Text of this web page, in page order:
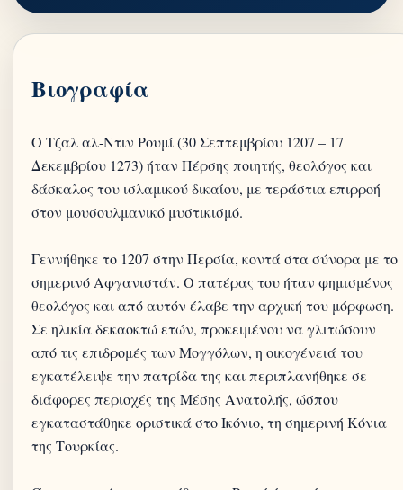
Βιογραφία
Ο Τζαλ αλ-Ντιν Ρουμί (30 Σεπτεμβρίου 1207 – 17
Δεκεμβρίου 1273) ήταν Πέρσης ποιητής, θεολόγος και
δάσκαλος του ισλαμικού δικαίου, με τεράστια επιρροή
στον μουσουλμανικό μυστικισμό.
Γεννήθηκε το 1207 στην Περσία, κοντά στα σύνορα με το
σημερινό Αφγανιστάν. Ο πατέρας του ήταν φημισμένος
θεολόγος και από αυτόν έλαβε την αρχική του μόρφωση.
Σε ηλικία δεκαοκτώ ετών, προκειμένου να γλιτώσουν
από τις επιδρομές των Μογγόλων, η οικογένειά του
εγκατέλειψε την πατρίδα της και περιπλανήθηκε σε
διάφορες περιοχές της Μέσης Ανατολής, ώσπου
εγκαταστάθηκε οριστικά στο Ικόνιο, τη σημερινή Κόνια
της Τουρκίας.